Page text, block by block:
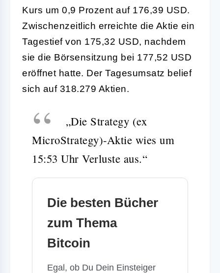
Kurs um 0,9 Prozent auf 176,39 USD.
Zwischenzeitlich erreichte die Aktie ein
Tagestief von 175,32 USD, nachdem
sie die Börsensitzung bei 177,52 USD
eröffnet hatte. Der Tagesumsatz belief
sich auf 318.279 Aktien.
„Die Strategy (ex
MicroStrategy)-Aktie wies um
15:53 Uhr Verluste aus.“
Die besten Bücher
zum Thema
Bitcoin
Egal, ob Du Dein Einsteiger